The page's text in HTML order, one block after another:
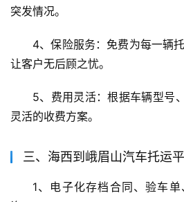
突发情况。
4、保险服务：免费为每一辆
让客户无后顾之忧。
5、费用灵活：根据车辆型号
灵活的收费方案。
三、海西到峨眉山汽车托运
1、电子化存档合同、验车